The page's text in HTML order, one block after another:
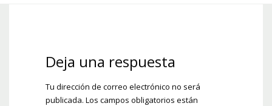
Deja una respuesta
Tu dirección de correo electrónico no será
publicada. Los campos obligatorios están